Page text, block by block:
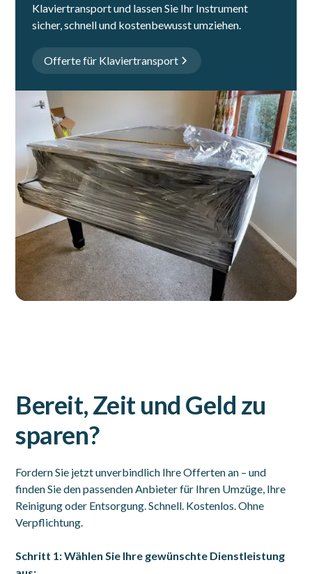
Klaviertransport und lassen Sie Ihr Instrument
sicher, schnell und kostenbewusst umziehen.
Offerte für Klaviertransport
Bereit, Zeit und Geld zu
sparen?
Fordern Sie jetzt unverbindlich Ihre Offerten an – und
finden Sie den passenden Anbieter für Ihren Umzüge, Ihre
Reinigung oder Entsorgung. Schnell. Kostenlos. Ohne
Verpflichtung.
Schritt 1: Wählen Sie Ihre gewünschte Dienstleistung